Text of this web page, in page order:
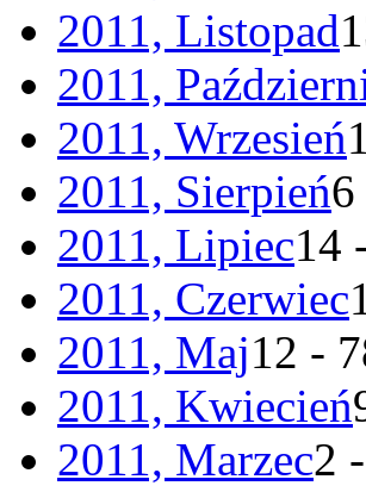
2011, Listopad
2011,
2011, Wrzesień
2011, Sierpień6
2011, Lipiec14
2011, Czerwiec
2011, Maj12 -
2011, Kwiecień
2011, Marzec2